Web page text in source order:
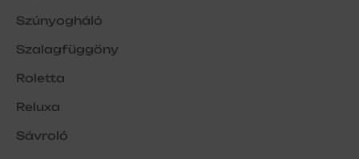
Szúnyogháló
Szalagfüggöny
Roletta
Reluxa
Sávroló